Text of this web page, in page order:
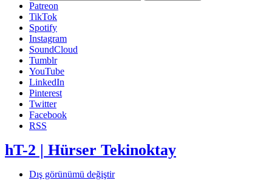
Patreon
TikTok
Spotify
Instagram
SoundCloud
Tumblr
YouTube
LinkedIn
Pinterest
Twitter
Facebook
RSS
hT-2 | Hürser Tekinoktay
Dış görünümü değiştir